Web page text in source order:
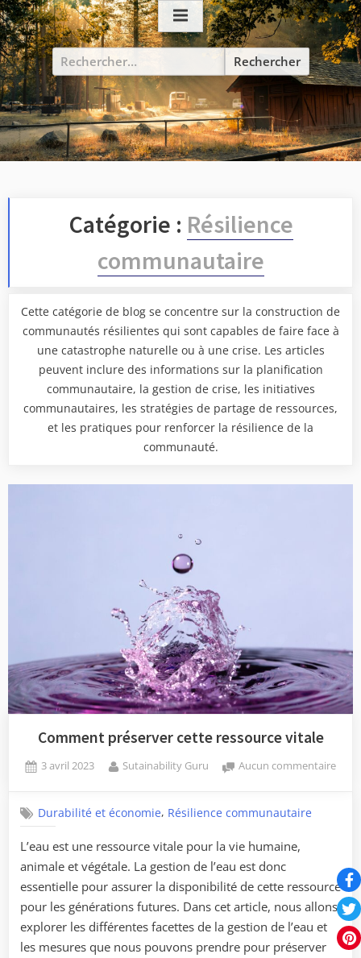
Skip
to
content
Rechercher :
Catégorie : Résilience
communautaire
Cette catégorie de blog se concentre sur la construction de
communautés résilientes qui sont capables de faire face à
une catastrophe naturelle ou à une crise. Les articles
peuvent inclure des informations sur la planification
communautaire, la gestion de crise, les initiatives
communautaires, les stratégies de partage de ressources,
et les pratiques pour renforcer la résilience de la
communauté.
Comment préserver cette ressource vitale
Posted
3 avril 2023 By
Sutainability Guru Aucun commentairesur
Durabilité et économie, Résilience communautaire
L’eau est une ressource vitale pour la vie humaine,
animale et végétale. La gestion de l’eau est donc
essentielle pour assurer la disponibilité de cette ressource
pour les générations futures. Dans cet article, nous allons
explorer les différentes facettes de la gestion de l’eau et
les mesures que nous pouvons prendre pour préserver